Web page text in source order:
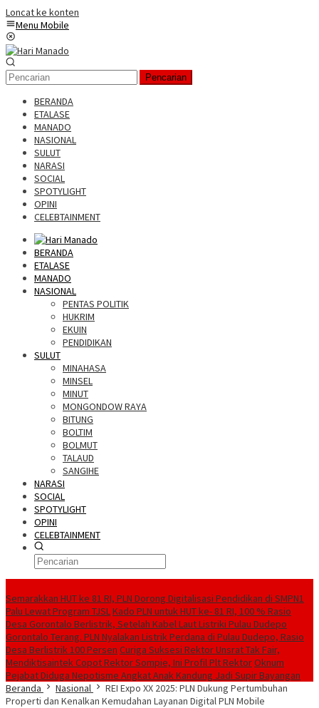
Loncat ke konten
Menu Mobile
Pencarian
BERANDA
ETALASE
MANADO
NASIONAL
SULUT
NARASI
SOCIAL
SPOTYLIGHT
OPINI
CELEBTAINMENT
BERANDA
ETALASE
MANADO
NASIONAL
PENTAS POLITIK
HUKRIM
EKUIN
PENDIDIKAN
SULUT
MINAHASA
MINSEL
MINUT
MONGONDOW RAYA
BITUNG
BOLTIM
BOLMUT
TALAUD
SANGIHE
NARASI
SOCIAL
SPOTYLIGHT
OPINI
CELEBTAINMENT
Semarakkan HUT ke 81 RI, PLN Dorong Digitalisasi Pendidikan di SMPN1
Palu Lewat Program TJSLKado PLN untuk HUT ke- 81 RI, 100 % Rasio
Desa Gorontalo Berlistrik, Setelah Kabel Laut Listriki Pulau Dudepo
Gorontalo Terang. PLN Nyalakan Listrik Perdana di Pulau Dudepo, Rasio
Desa Berlistrik 100 Persen Curiga Suksesi Rektor Unsrat Tak Fair,
Mendiktisaintek Copot Rektor Sompie, Ini Profil Plt RektorOknum
Pejabat Diduga Nepotisme Angkat Anak Kandung Jadi Supir Bayangan
Beranda
Nasional
REI Expo XX 2025: PLN Dukung Pertumbuhan
Properti dan Kenalkan Kemudahan Layanan Digital PLN Mobile